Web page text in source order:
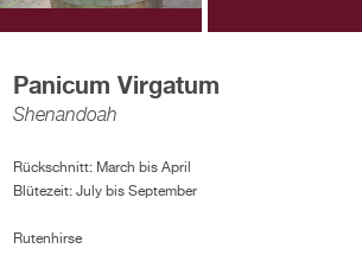
Panicum Virgatum
Shenandoah
Rückschnitt: March bis April
Blütezeit: July bis September
Rutenhirse